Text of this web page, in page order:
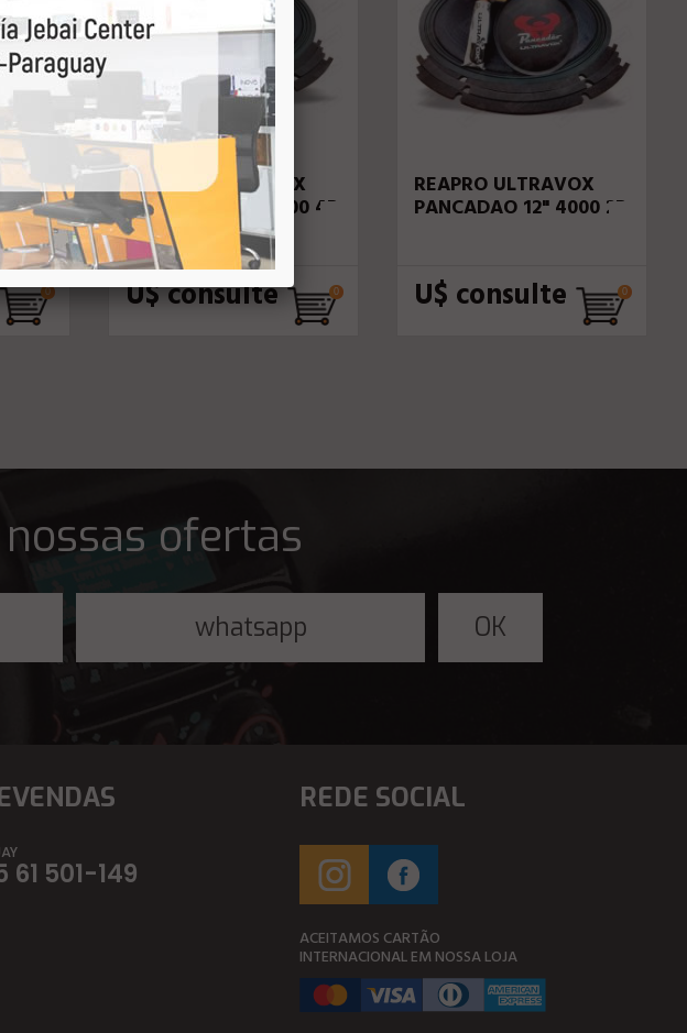
REAPRO ULTRAVOX
PANCADAO 12" 3000 4R
U$ consulte
REAPRO ULTRAVOX
PANCADAO 12" 4000 2R
U$ consulte
ofertas
61 501-149
REDE SOCIAL
ACEITAMOS CARTÃO
INTERNACIONAL EM NOSSA LOJA